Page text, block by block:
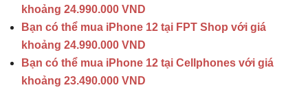
khoảng 24.990.000 VND
Bạn có thể mua iPhone 12 tại FPT Shop với giá
khoảng 24.990.000 VND
Bạn có thể mua iPhone 12 tại Cellphones với giá
khoảng 23.490.000 VND